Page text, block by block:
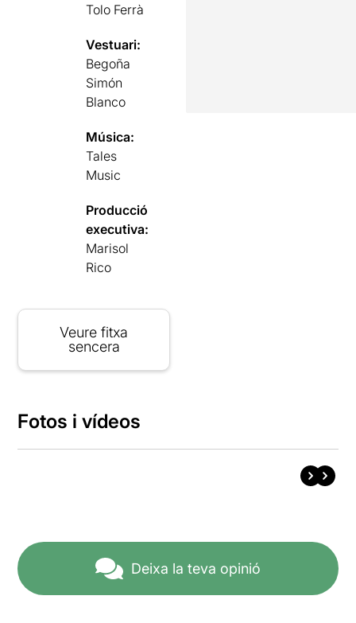
Tolo Ferrà
Vestuari:
Begoña
Simón
Blanco
Música:
Tales
Music
Producció
executiva:
Marisol
Rico
Veure fitxa
sencera
Fotos i vídeos
Deixa la teva opinió